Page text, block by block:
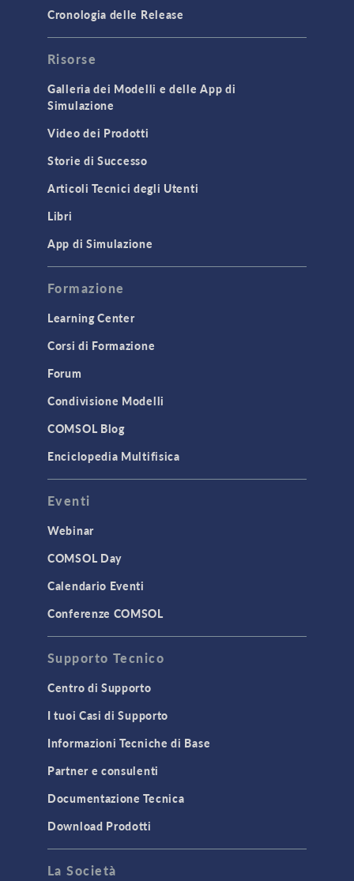
Cronologia delle Release
Risorse
Galleria dei Modelli e delle App di
Simulazione
Video dei Prodotti
Storie di Successo
Articoli Tecnici degli Utenti
Libri
App di Simulazione
Formazione
Learning Center
Corsi di Formazione
Forum
Condivisione Modelli
COMSOL Blog
Enciclopedia Multifisica
Eventi
Webinar
COMSOL Day
Calendario Eventi
Conferenze COMSOL
Supporto Tecnico
Centro di Supporto
I tuoi Casi di Supporto
Informazioni Tecniche di Base
Partner e consulenti
Documentazione Tecnica
Download Prodotti
La Società